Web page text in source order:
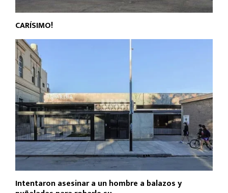
CARÍSIMO!
Intentaron asesinar a un hombre a balazos y